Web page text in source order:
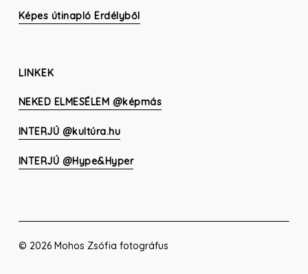
Képes útinapló Erdélyből
LINKEK
NEKED ELMESÉLEM @képmás
INTERJÚ @kultúra.hu
INTERJÚ @Hype&Hyper
© 2026 Mohos Zsófia fotográfus